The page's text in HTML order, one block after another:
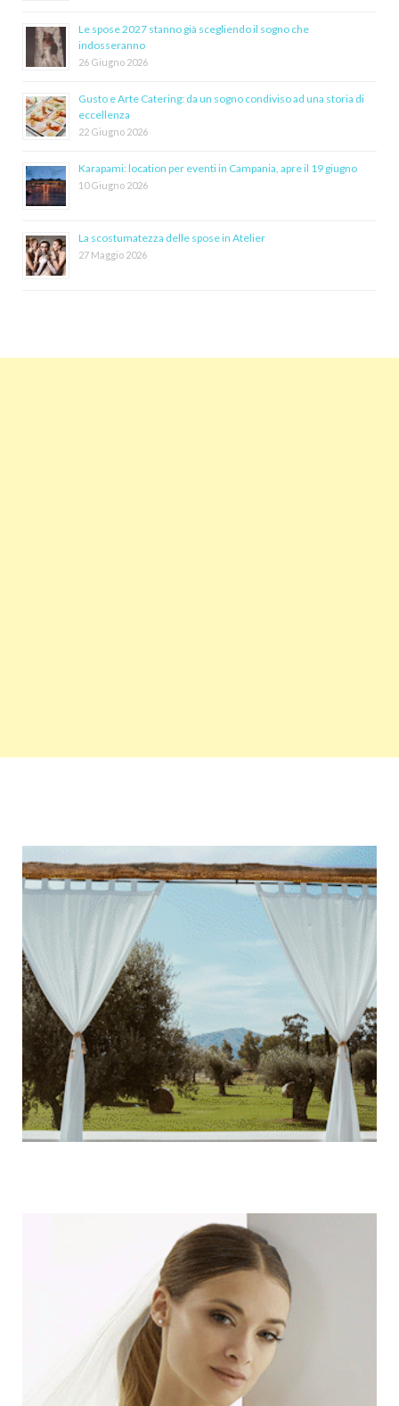
Le spose 2027 stanno già scegliendo il sogno che
indosseranno
26 Giugno 2026
Gusto e Arte Catering: da un sogno condiviso ad una storia di
eccellenza
22 Giugno 2026
Karapami: location per eventi in Campania, apre il 19 giugno
10 Giugno 2026
La scostumatezza delle spose in Atelier
27 Maggio 2026